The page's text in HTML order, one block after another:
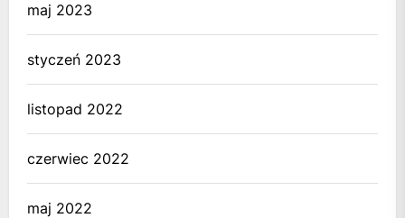
maj 2023
styczeń 2023
listopad 2022
czerwiec 2022
maj 2022